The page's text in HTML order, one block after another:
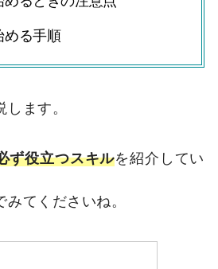
める手順
ます。
ず役立つスキルを紹介してい
てくださいね。